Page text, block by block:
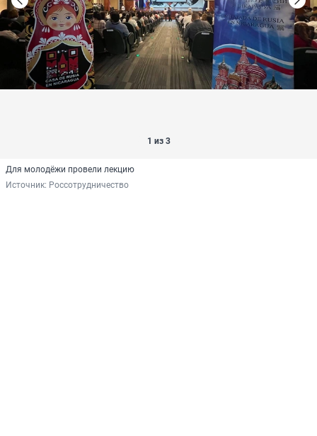
1 из 3
Для молодёжи провели лекцию
Источник: Россотрудничество